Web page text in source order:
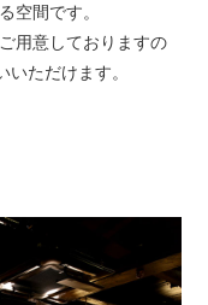
空間です。
用意しておりますの
ただけます。